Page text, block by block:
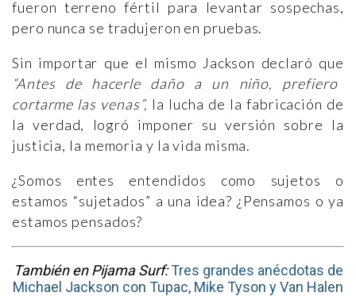
fueron terreno fértil para levantar sospechas,
pero nunca se tradujeron en pruebas.
Sin importar que el mismo Jackson declaró que
“Antes de hacerle daño a un niño, prefiero
cortarme las venas”, la lucha de la fabricación de
la verdad, logró imponer su versión sobre la
justicia, la memoria y la vida misma.
¿Somos entes entendidos como sujetos o
estamos “sujetados” a una idea? ¿Pensamos o ya
estamos pensados?
También en Pijama Surf:Tres grandes anécdotas de
Michael Jackson con Tupac, Mike Tyson y Van Halen